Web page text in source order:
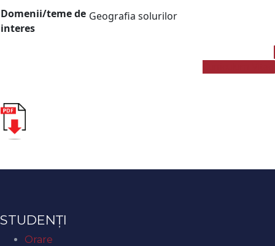
Domenii/teme de
interes
Geografia solurilor
STUDENȚI
Orare